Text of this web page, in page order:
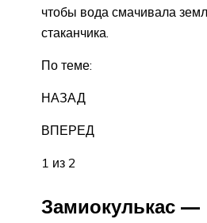
чтобы вода смачивала
стаканчика.
По теме:
НАЗАД
ВПЕРЕД
1 из 2
Замиокулькас —